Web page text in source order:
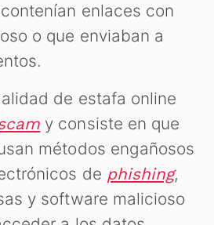
enlaces con
o que enviaban a
de estafa online
y consiste en que
métodos engañosos
de phishing,
y software malicioso